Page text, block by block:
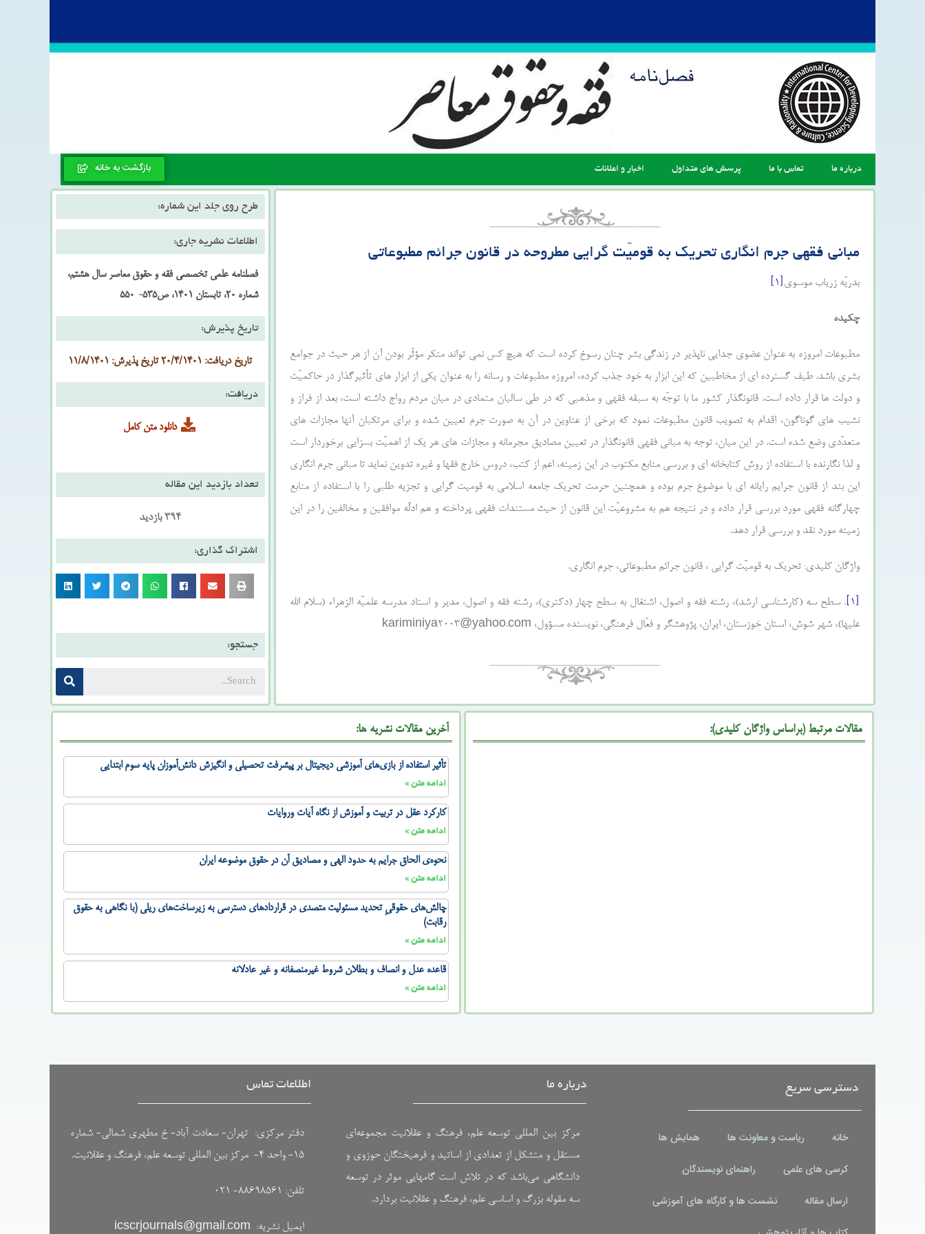
درباره ما تماس با ما پرسش های متداول اخبار و اعلانات بازگشت به خانه
مبانی فقهی جرم انگاری تحریک به قومیّت گرایی مطروحه در قانون جرائم مطبوعاتی
بدریّه زریاب موسوی[۱]
چکیده
مطبوعات امروزه به عنوان عضوی جدایی ناپذیر در زندگی بشر چنان رسوخ کرده است که هیچ کس نمی تواند منکر مؤثّر بودن آن از هر حیث در جوامع
بشری باشد. طیف گسترده ای از مخاطبین که این ابزار به خود جذب کرده، امروزه مطبوعات و رسانه را به عنوان یکی از ابزار های تأثیرگذار در حاکمیّت
و دولت ها قرار داده است. قانونگذار کشور ما با توجّه به سبقه فقهی و مذهبی که در طی سالیان متمادی در میان مردم رواج داشته است، بعد از فراز و
نشیب های گوناگون، اقدام به تصویب قانون مطبوعات نمود که برخی از عناوین در آن به صورت جرم تعیین شده و برای مرتکبان آنها مجازات های
متعدّدی وضع شده است. در این میان، توجه به مبانی فقهی قانونگذار در تعیین مصادیق مجرمانه و مجازات های هر یک از اهمیّت بسزایی برخوردار است
و لذا نگارنده با استفاده از روش کتابخانه ای و بررسی منابع مکتوب در این زمینه، اعم از کتب، دروس خارج فقها و غیره تدوین نماید تا مبانی جرم انگاری
این بند از قانون جرایم رایانه ای با موضوع جرم بوده و همچنین حرمت تحریک جامعه اسلامی به قومیت گرایی و تجزیه طلبی را با استفاده از منابع
چهارگانه فقهی مورد بررسی قرار داده و در نتیجه هم به مشروعیّت این قانون از حیث مستندات فقهی پرداخته و هم ادلّه موافقین و مخالفین را در این
زمینه مورد نقد و بررسی قرار دهد.
واژگان کلیدی: تحریک به قومیّت گرایی ، قانون جرائم مطبوعاتی، جرم انگاری.
[۱]
. سطح سه (کارشناسی ارشد)، رشته فقه و اصول، اشتغال به سطح چهار (دکتری)، رشته فقه و اصول، مدیر و استاد مدرسه علمیّه الزهراء (سلام الله
علیها)، شهر شوش، استان خوزستان، ایران، پژوهشگر و فعّال فرهنگی، نویسنده مسؤول، kariminiya2003@yahoo.com
طرح روی جلد این شماره:
اطلاعات نشریه جاری:
فصلنامه علمی تخصصی فقه و حقوق معاصر سال هشتم،
شماره 20، تابستان 1401، ص535- 550
تاریخ پذیرش:
تاریخ دریافت: 20/4/1401 تاریخ پذیرش: 11/8/1401
دریافت:
دانلود متن کامل
تعداد بازدید این مقاله
394 بازدید
اشتراک گذاری:
جستجو:
مقالات مرتبط (براساس واژگان کلیدی): آخرین مقالات نشریه ها:
تأثیر استفاده از بازی‌های آموزشی دیجیتال بر پیشرفت تحصیلی و انگیزش دانش‌آموزان پایه سوم ابتدایی
ادامه متن »
کارکرد عقل در تربیت و آموزش از نگاه آیات وروایات
ادامه متن »
نحوه‌ی الحاق جرایم به حدود الهی و مصادیق آن در حقوق موضوعه ایران
ادامه متن »
چالش‌های حقوقیِ تحدید مسئولیت متصدی در قراردادهای دسترسی به زیرساخت‌های ریلی (با نگاهی به حقوق
رقابت)
ادامه متن »
قاعده عدل و انصاف و بطلان شروط غیرمنصفانه و غیر عادلانه
ادامه متن »
دسترسی سریع
خانه ریاست و معاونت ها
همایش ها
کرسی های علمی
راهنمای نویسندگان
ارسال مقاله
نشست ها و کارگاه های آموزشی
درباره ما
مرکز بین المللی توسعه علم، فرهنگ و عقلانیت مجموعه‌ای
مستقل و متشکل از تعدادی از اساتید و فرهیختگان حوزوی و
دانشگاهی می‌باشد که در تلاش است گامهایی موثر در توسعه
سه مقوله بزرگ و اساسی علم، فرهنگ و عقلانیت بردارد.
اطلاعات تماس
دفتر مرکزی: تهران- سعادت آباد- خ مطهری شمالی- شماره
۱۵- واحد ۴- مرکز بین المللی توسعه علم، فرهنگ و عقلانیت.
تلفن: ۸۸۶۹۸۵۶۱- ۰۲۱
ایمیل نشریه: icscrjournals@gmail.com